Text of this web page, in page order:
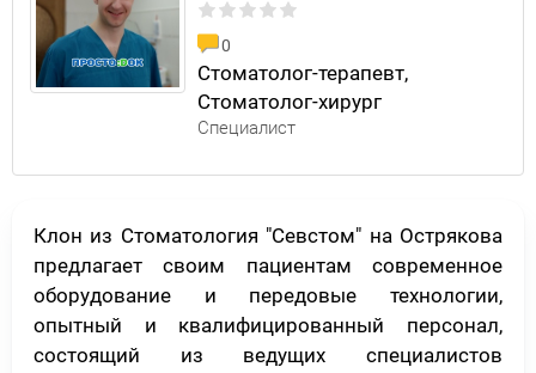
0
Стоматолог-терапевт,
Стоматолог-хирург
Специалист
Клон из Стоматология "Севстом" на Острякова
предлагает своим пациентам современное
оборудование и передовые технологии,
опытный и квалифицированный персонал,
состоящий из ведущих специалистов